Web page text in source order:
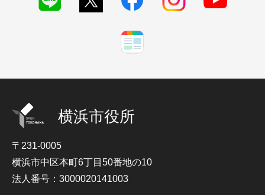
横浜市役所
〒231-0005
横浜市中区本町6丁目50番地の10
法人番号：3000020141003